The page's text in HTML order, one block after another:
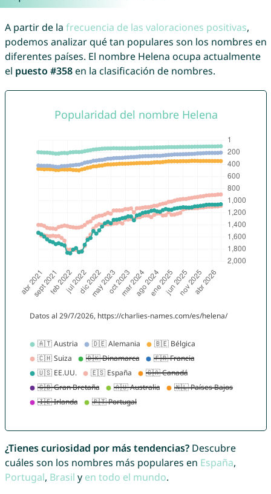
A partir de la frecuencia de las valoraciones positivas,
podemos analizar qué tan populares son los nombres en
diferentes países. El nombre Helena ocupa actualmente
el puesto #358en la clasificación de nombres.
¿Tienes curiosidad por más tendencias?Descubre
cuáles son los nombres más populares en España,
Portugal, Brasil y en todo el mundo.